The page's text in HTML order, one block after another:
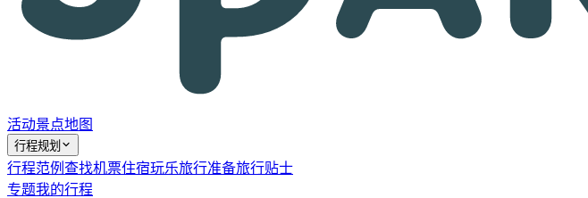
活动景点地图
行程规划
行程范例 查找机票住宿玩乐旅行准备旅行贴士
专题我的行程